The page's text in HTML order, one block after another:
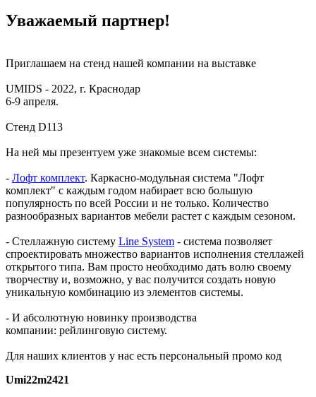
Уважаемый партнер!
Приглашаем на стенд нашей компании на выставке
UMIDS - 2022, г. Краснодар
6-9 апреля.
Стенд D113
На ней мы презентуем уже знакомые всем системы:
- Лофт комплект. Каркасно-модульная система "Лофт
комплект" с каждым годом набирает всю большую
популярность по всей России и не только. Количество
разнообразных вариантов мебели растет с каждым сезоном.
- Стеллажную систему Line System - система позволяет
спроектировать множество вариантов исполнения стеллажей
открытого типа. Вам просто необходимо дать волю своему
творчеству и, возможно, у вас получится создать новую
уникальную комбинацию из элементов системы.
- И абсолютную новинку производства
компании: рейлинговую систему.
Для наших клиентов у нас есть персональный промо код
Umi22m2421